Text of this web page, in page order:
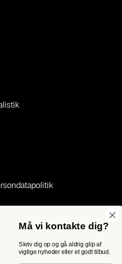
Må vi kontakte dig?
Skriv dig op og gå aldrig glip af
vigtige nyheder eller et godt tilbud.